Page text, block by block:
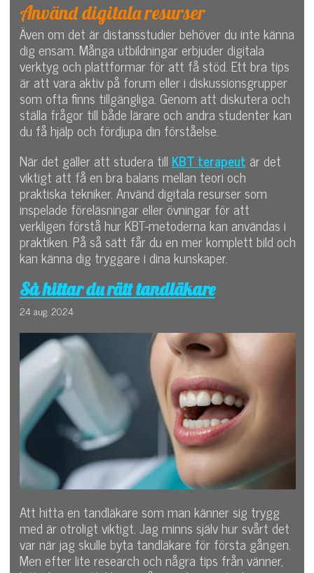
Använd digitala resurser
Även om det är distansstudier behöver du inte känna
dig ensam. Många utbildningar erbjuder digitala
verktyg och plattformar för att få stöd. Ett bra tips
är att vara aktiv på forum eller i diskussionsgrupper
som ofta finns tillgängliga. Genom att diskutera och
ställa frågor till både lärare och andra studenter kan
du få hjälp och fördjupa din förståelse.
När det gäller att studera till KBT terapeut är det
viktigt att få en bra balans mellan teori och
praktiska tekniker. Använd digitala resurser som
inspelade föreläsningar eller övningar för att
verkligen förstå hur KBT-metoderna kan användas i
praktiken. På så sätt får du en mer komplett bild och
kan känna dig tryggare i dina kunskaper.
Så hittar du rätt tandläkare
24 aug. 2024
Att hitta en tandläkare som man känner sig trygg
med är otroligt viktigt. Jag minns själv hur svårt det
var när jag skulle byta tandläkare för första gången.
Men efter lite research och några tips från vänner,